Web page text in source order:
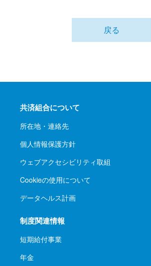
戻る
共済組合について
所在地・連絡先
個人情報保護方針
ウェブアクセシビリティ取組
Cookieの使用について
データヘルス計画
制度関連情報
短期給付事業
年金